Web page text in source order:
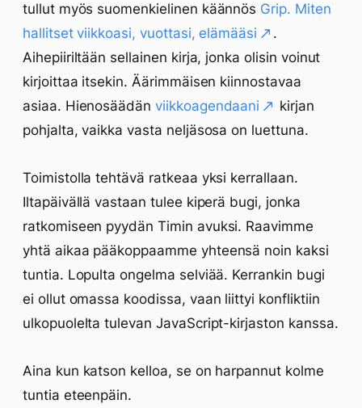
tullut myös suomenkielinen käännös Grip. Miten
hallitset viikkoasi, vuottasi, elämääsi
.
Aihepiiriltään sellainen kirja, jonka olisin voinut
kirjoittaa itsekin. Äärimmäisen kiinnostavaa
asiaa. Hienosäädänviikkoagendaani
kirjan
pohjalta, vaikka vasta neljäsosa on luettuna.
Toimistolla tehtävä ratkeaa yksi kerrallaan.
Iltapäivällä vastaan tulee kiperä bugi, jonka
ratkomiseen pyydän Timin avuksi. Raavimme
yhtä aikaa pääkoppaamme yhteensä noin kaksi
tuntia. Lopulta ongelma selviää. Kerrankin bugi
ei ollut omassa koodissa, vaan liittyi konfliktiin
ulkopuolelta tulevan JavaScript-kirjaston kanssa.
Aina kun katson kelloa, se on harpannut kolme
tuntia eteenpäin.